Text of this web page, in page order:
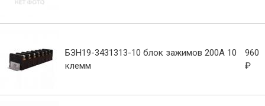
БЗН19-3431313-10 блок зажимов 200А 10
клемм
960
₽